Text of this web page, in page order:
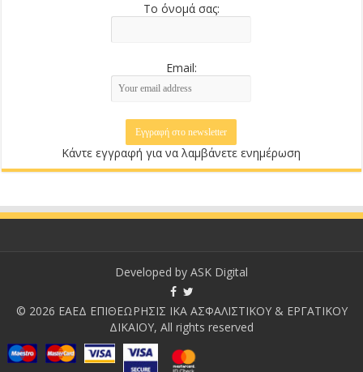
Το όνομά σας:
Email:
Κάντε εγγραφή για να λαμβάνετε ενημέρωση
Developed by ASK Digital
© 2026 ΕΑΕΔ ΕΠΙΘΕΩΡΗΣΙΣ ΙΚΑ ΑΣΦΑΛΙΣΤΙΚΟΥ & ΕΡΓΑΤΙΚΟΥ
ΔΙΚΑΙΟΥ, All rights reserved